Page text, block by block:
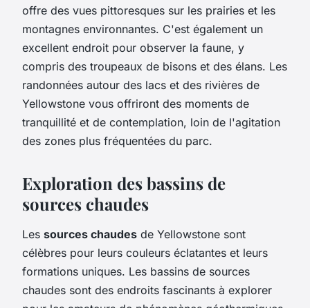
offre des vues pittoresques sur les prairies et les
montagnes environnantes. C'est également un
excellent endroit pour observer la faune, y
compris des troupeaux de bisons et des élans. Les
randonnées autour des lacs et des rivières de
Yellowstone vous offriront des moments de
tranquillité et de contemplation, loin de l'agitation
des zones plus fréquentées du parc.
Exploration des bassins de
sources chaudes
Les sources chaudes de Yellowstone sont
célèbres pour leurs couleurs éclatantes et leurs
formations uniques. Les bassins de sources
chaudes sont des endroits fascinants à explorer